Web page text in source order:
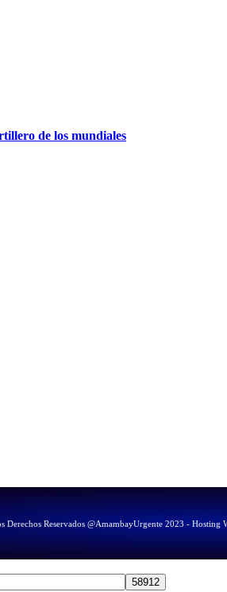
de los mundiales
Derechos Reservados @AmambayUrgente 2023 - Hosting